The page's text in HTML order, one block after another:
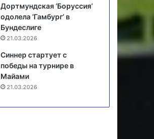
Дортмундская ‘Боруссия’
одолела ‘Гамбург’ в
Бундеслиге
21.03.2026
Синнер стартует с
победы на турнире в
Майами
21.03.2026